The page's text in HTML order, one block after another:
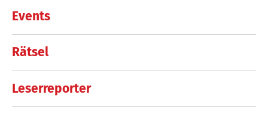
Events
Rätsel
Leserreporter